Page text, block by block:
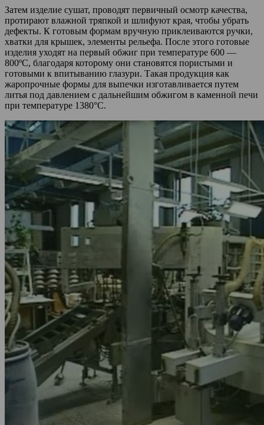
Затем изделие сушат, проводят первичный осмотр качества,
протирают влажной тряпкой и шлифуют края, чтобы убрать
дефекты. К готовым формам вручную приклеиваются ручки,
хватки для крышек, элементы рельефа. После этого готовые
изделия уходят на первый обжиг при температуре 600 —
800ºС, благодаря которому они становятся пористыми и
готовыми к впитыванию глазури. Такая продукция как
жаропрочные формы для выпечки изготавливается путем
литья под давлением с дальнейшим обжигом в каменной печи
при температуре 1380°С.